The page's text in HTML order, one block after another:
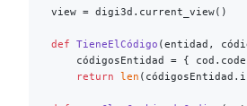
view = digi3d.current_view()
def TieneElCódigo ( entidad,
    códigosEntidad = { cod.code
return
len